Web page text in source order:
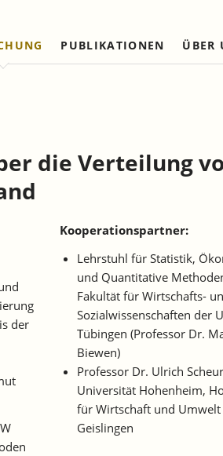
Projekte
PUBLIKATIONEN ÜBER
Bessere Rechtssetzung
die Verteilung
der
Kooperationspartner:
Lehrstuhl für Statistik,
und Quantitative
Fakultät für Wirtschafts-
Sozialwissenschaften der
Tübingen (Professor Dr.
Biewen)
Professor Dr. Ulrich
Universität Hohenheim,
für Wirtschaft und
Geislingen